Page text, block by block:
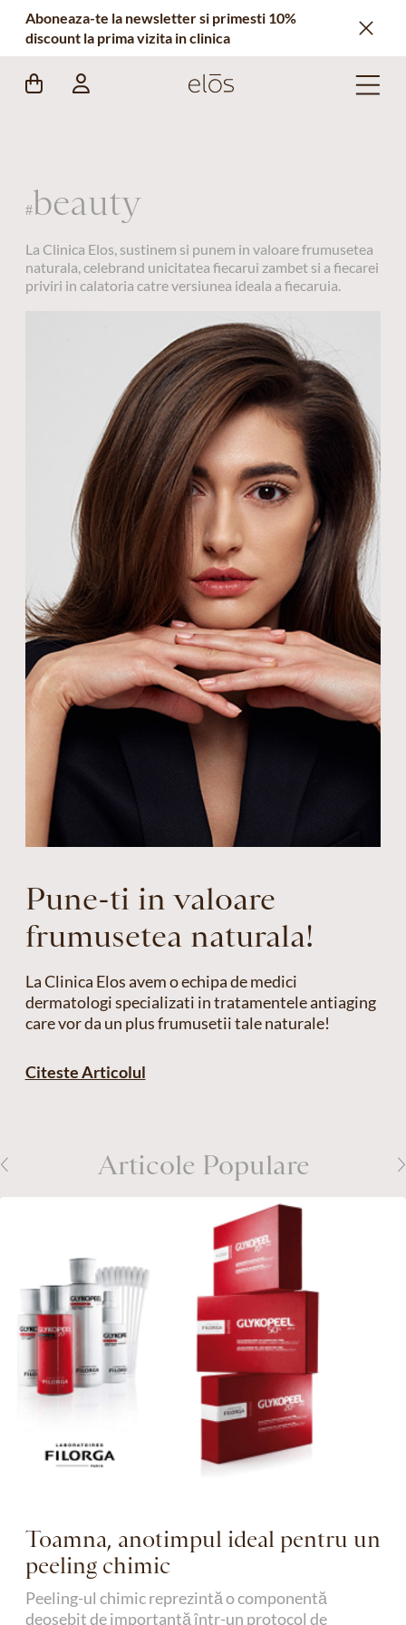
Aboneaza-te la newsletter si primesti 10%
discount la prima vizita in clinica
#beauty
La Clinica Elos, sustinem si punem in valoare frumusetea
naturala, celebrand unicitatea fiecarui zambet si a fiecarei
priviri in calatoria catre versiunea ideala a fiecaruia.
Pune-ti in valoare
frumusetea naturala!
La Clinica Elos avem o echipa de medici
dermatologi specializati in tratamentele antiaging
care vor da un plus frumusetii tale naturale!
Citeste Articolul
Articole Populare
Toamna, anotimpul ideal pentru un
peeling chimic
Peeling-ul chimic reprezintă o componentă
deosebit de importantă într-un protocol de